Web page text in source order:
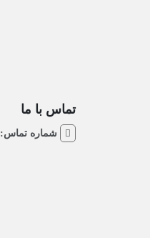
تماس با ما
شماره تماس: